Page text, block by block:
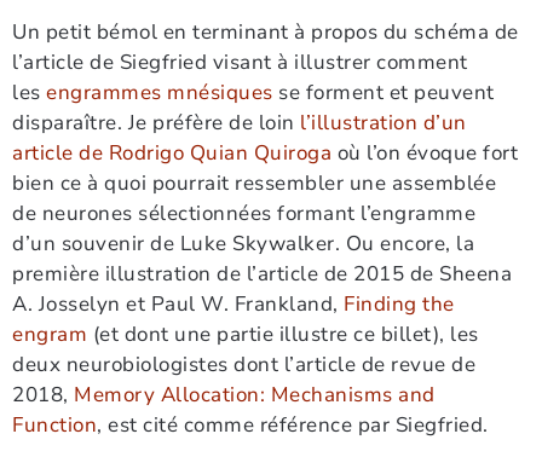
Un petit bémol en terminant à propos du schéma de
l’article de Siegfried visant à illustrer comment
les engrammes mnésiques se forment et peuvent
disparaître. Je préfère de loin l’illustration d’un
article de Rodrigo Quian Quiroga où l’on évoque fort
bien ce à quoi pourrait ressembler une assemblée
de neurones sélectionnées formant l’engramme
d’un souvenir de Luke Skywalker. Ou encore, la
première illustration de l’article de 2015 de Sheena
A. Josselyn et Paul W. Frankland, Finding the
engram (et dont une partie illustre ce billet), les
deux neurobiologistes dont l’article de revue de
2018, Memory Allocation: Mechanisms and
Function, est cité comme référence par Siegfried.